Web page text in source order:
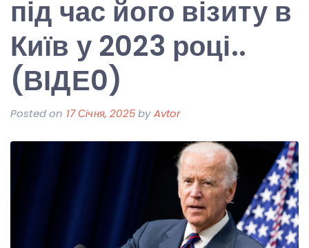
під час його візиту в
Київ у 2023 році..
(ВІДЕ0)
Posted on 17 Січня, 2025byAvtor